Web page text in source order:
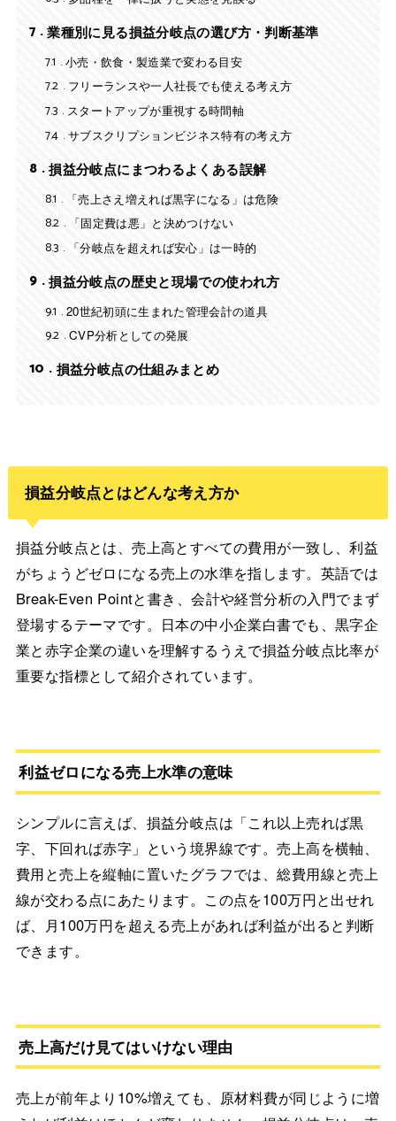
7
業種別に見る損益分岐点の選び方・判断基準
7.1
小売・飲食・製造業で変わる目安
7.2 フリーランスや一人社長でも使える考え方
7.3 スタートアップが重視する時間軸
7.4 サブスクリプションビジネス特有の考え方
8
損益分岐点にまつわるよくある誤解
8.1
「売上さえ増えれば黒字になる」は危険
8.2 「固定費は悪」と決めつけない
8.3 「分岐点を超えれば安心」は一時的
9
損益分岐点の歴史と現場での使われ方
9.1
20世紀初頭に生まれた管理会計の道具
9.2 CVP分析としての発展
10 損益分岐点の仕組みまとめ
損益分岐点とはどんな考え方か
損益分岐点とは、売上高とすべての費用が一致し、利益
がちょうどゼロになる売上の水準を指します。英語では
Break-Even Pointと書き、会計や経営分析の入門でまず
登場するテーマです。日本の中小企業白書でも、黒字企
業と赤字企業の違いを理解するうえで損益分岐点比率が
重要な指標として紹介されています。
利益ゼロになる売上水準の意味
シンプルに言えば、損益分岐点は「これ以上売れば黒
字、下回れば赤字」という境界線です。売上高を横軸、
費用と売上を縦軸に置いたグラフでは、総費用線と売上
線が交わる点にあたります。この点を100万円と出せれ
ば、月100万円を超える売上があれば利益が出ると判断
できます。
売上高だけ見てはいけない理由
売上が前年より10%増えても、原材料費が同じように増